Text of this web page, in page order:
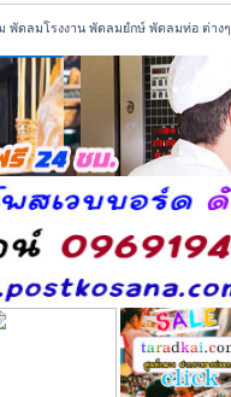
ดลมโรงงาน พัดลมยํกษ์ พัดลมท่อ ต่างๆ